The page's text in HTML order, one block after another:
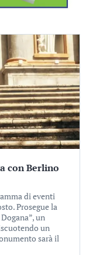
con Berlino
di eventi
Prosegue la
un
un
sarà il